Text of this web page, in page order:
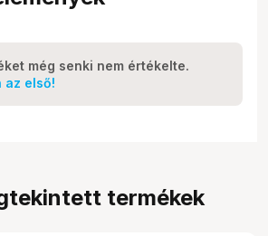
még senki nem értékelte.
az első!
termékek